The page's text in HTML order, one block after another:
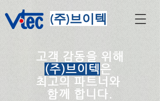
​(주)브이텍
고객 감동을 위해
(주)브이텍은
​최고의 파트너와
​함께 합니다.